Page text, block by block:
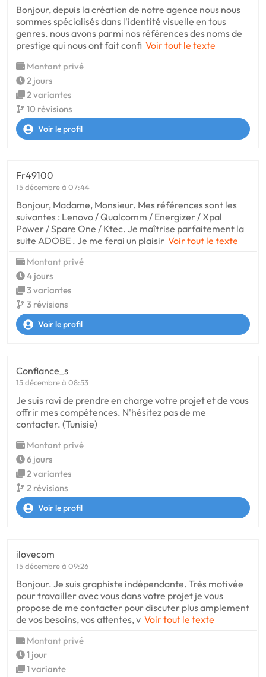
Bonjour, depuis la création de notre agence nous nous
sommes spécialisés dans l'identité visuelle en tous
genres. nous avons parmi nos références des noms de
prestige qui nous ont fait confi Voir tout le texte
Montant privé
2 jours
2 variantes
10 révisions
Voir le profil
Fr49100
15 décembre à 07:44
Bonjour, Madame, Monsieur. Mes références sont les
suivantes : Lenovo / Qualcomm / Energizer / Xpal
Power / Spare One / Ktec. Je maîtrise parfaitement la
suite ADOBE . Je me ferai un plaisir Voir tout le texte
Montant privé
4 jours
3 variantes
3 révisions
Voir le profil
Confiance_s
15 décembre à 08:53
Je suis ravi de prendre en charge votre projet et de vous
offrir mes compétences. N'hésitez pas de me
contacter. (Tunisie)
Montant privé
6 jours
2 variantes
2 révisions
Voir le profil
ilovecom
15 décembre à 09:26
Bonjour. Je suis graphiste indépendante. Très motivée
pour travailler avec vous dans votre projet je vous
propose de me contacter pour discuter plus amplement
de vos besoins, vos attentes, v Voir tout le texte
Montant privé
1 jour
1 variante